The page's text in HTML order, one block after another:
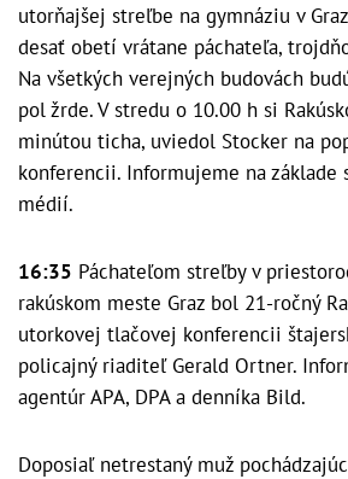
utorňajšej streľbe na gymnáziu v
desať obetí vrátane páchateľa,
Na všetkých verejných budovách
pol žrde. V stredu o 10.00 h si
minútou ticha, uviedol Stocker na
konferencii. Informujeme na základe
médií.
16:35 Páchateľom streľby v
rakúskom meste Graz bol 21-ročný
utorkovej tlačovej konferencii
policajný riaditeľ Gerald Ortner.
agentúr APA, DPA a denníka Bild.
Doposiaľ netrestaný muž